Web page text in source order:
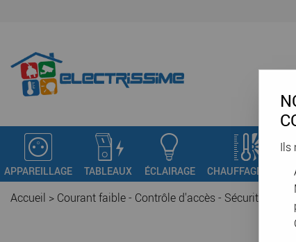
APPAREILLAGE TABLEAUX ÉCLAIRAGE CHAUFFAGE - VMC
Accueil > Courant faible - Contrôle d'accès - Sécurité
Ils